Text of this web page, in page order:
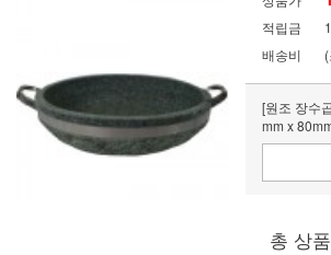
적립금
배송비
[원조 장수
mm x
총 상